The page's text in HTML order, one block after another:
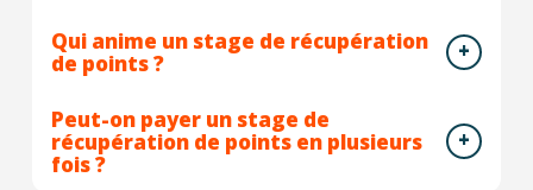
Qui anime un stage de récupération
de points ?
Peut-on payer un stage de
récupération de points en plusieurs
fois ?